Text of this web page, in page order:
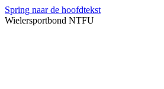
Spring naar de hoofdtekst
Wielersportbond NTFU